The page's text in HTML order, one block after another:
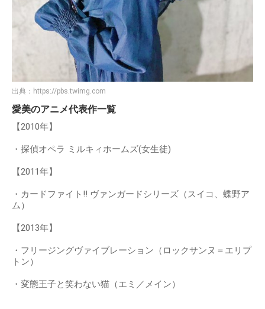
出典： https://pbs.twimg.com
愛美のアニメ代表作一覧
【2010年】
・探偵オペラ ミルキィホームズ(女生徒)
【2011年】
・カードファイト!! ヴァンガードシリーズ（スイコ、蝶野ア
ム）
【2013年】
・フリージングヴァイブレーション（ロックサンヌ＝エリプ
トン）
・変態王子と笑わない猫（エミ／メイン）